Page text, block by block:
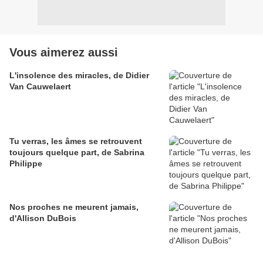
Vous aimerez aussi
L'insolence des miracles, de Didier
Van Cauwelaert
Tu verras, les âmes se retrouvent
toujours quelque part, de Sabrina
Philippe
Nos proches ne meurent jamais,
d'Allison DuBois